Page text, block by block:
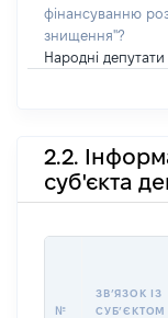
фінансуванню
знищення"?
Народні депутати
2.2.
суб'єкта
№
ЗВʼЯЗОК ІЗ
СУБʼЄКТОМ